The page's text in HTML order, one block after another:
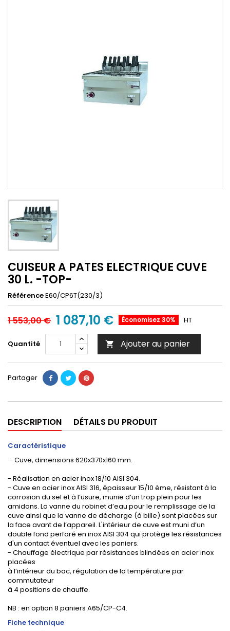
CUISEUR A PATES ELECTRIQUE CUVE
30 L. -TOP-
RéférenceE60/CP6T(230/3)
1 553,00 € 1 087,10 € Économisez 30% HT
Quantité  Ajouter au panier
Partager
DESCRIPTION DÉTAILS DU PRODUIT
Caractéristique
- Cuve, dimensions 620x370x160 mm.
- Réalisation en acier inox 18/10 AISI 304.
- Cuve en acier inox AISI 316, épaisseur 15/10 ème, résistant à la
corrosion du sel et à l’usure, munie d’un trop plein pour les
amidons. La vanne du robinet d’eau pour le remplissage de la
cuve ainsi que la vanne de décharge (à bille) sont placées sur
la face avant de l’appareil. L'intérieur de cuve est muni d’un
double fond perforé en inox AISI 304 qui protège les résistances
d'un contact éventuel avec les paniers.
- Chauffage électrique par résistances blindées en acier inox
placées
à l’intérieur du bac, régulation de la température par
commutateur
à 4 positions de chauffe.
NB : en option 8 paniers A65/CP-C4.
Fiche technique